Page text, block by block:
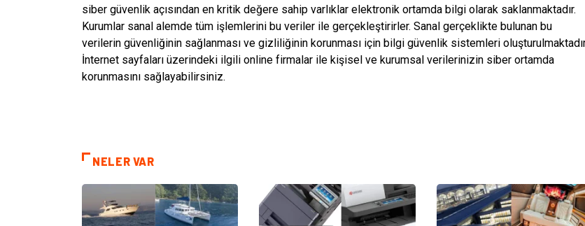
siber güvenlik açısından en kritik değere sahip varlıklar elektronik ortamda bilgi olarak saklanmaktadır.
Kurumlar sanal alemde tüm işlemlerini bu veriler ile gerçekleştirirler. Sanal gerçeklikte bulunan bu
verilerin güvenliğinin sağlanması ve gizliliğinin korunması için bilgi güvenlik sistemleri
İnternet sayfaları üzerindeki ilgili online firmalar ile kişisel ve kurumsal verilerinizin siber ortamda
korunmasını sağlayabilirsiniz.
NELER VAR